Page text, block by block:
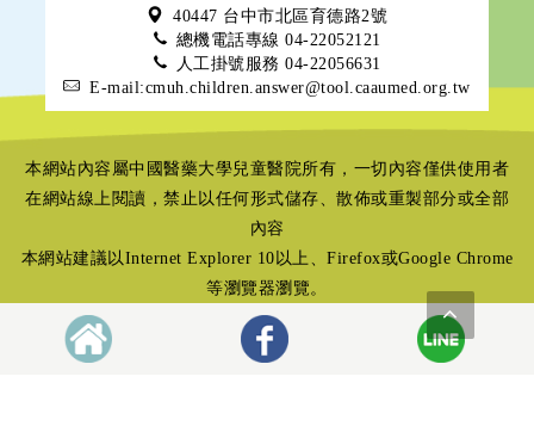
40447 台中市北區育德路2號
總機電話專線 04-22052121
人工掛號服務 04-22056631
E-mail:cmuh.children.answer@tool.caaumed.org.tw
本網站內容屬中國醫藥大學兒童醫院所有，一切內容僅供使用者
在網站線上閱讀，禁止以任何形式儲存、散佈或重製部分或全部
內容
本網站建議以Internet Explorer 10以上、Firefox或Google Chrome
等瀏覽器瀏覽。